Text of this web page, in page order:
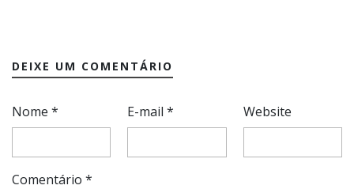
DEIXE UM COMENTÁRIO
Nome * E-mail* Website
Comentário *